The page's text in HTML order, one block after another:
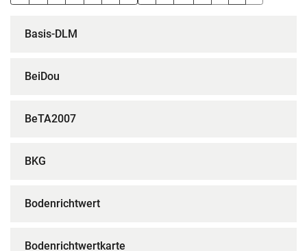
Basis-DLM
BeiDou
BeTA2007
BKG
Bodenrichtwert
Bodenrichtwertkarte